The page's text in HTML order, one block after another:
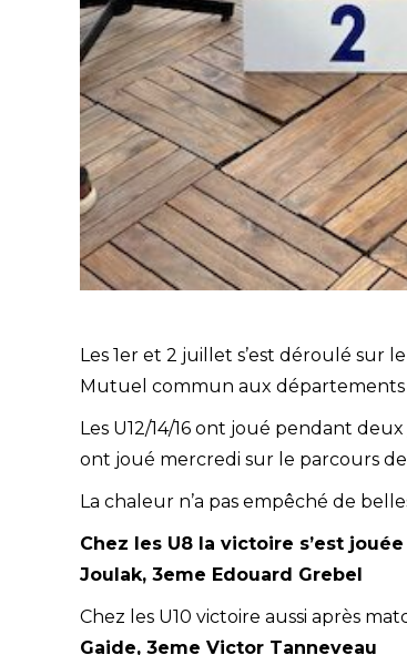
Les 1er et 2 juillet s’est déroulé sur
Mutuel commun aux départements
Les U12/14/16 ont joué pendant
ont joué mercredi sur le parcours
La chaleur n’a pas empêché de
Chez les U8 la victoire s’est
Joulak, 3eme Edouard Grebel
Chez les U10 victoire aussi après
Gaide, 3eme Victor Tanneveau